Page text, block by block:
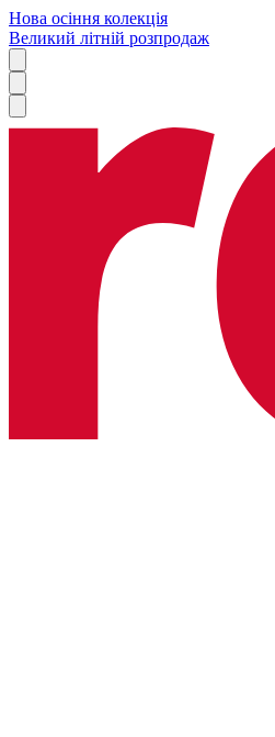
Нова осіння колекція
Великий літній розпродаж